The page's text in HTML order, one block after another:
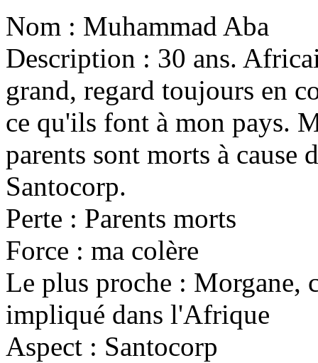
Nom : Muhammad Aba
Description : 30 ans.
grand, regard toujours en
ce qu'ils font à mon pays.
parents sont morts à cause
Santocorp.
Perte : Parents morts
Force : ma colère
Le plus proche : Morgane,
impliqué dans l'Afrique
Aspect : Santocorp